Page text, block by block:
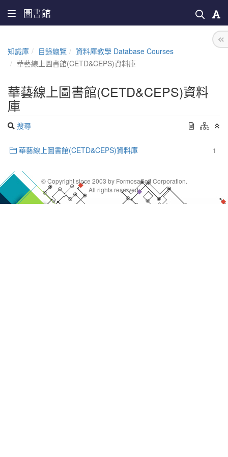
圖書館
知識庫 目錄總覽
資料庫教學 Database Courses
華藝線上圖書館(CETD&CEPS)資料庫
華藝線上圖書館(CETD&CEPS)資料
庫
搜尋
1
華藝線上圖書館(CETD&CEPS)資料庫
© Copyright since 2003 by FormosaSoft Corporation.
All rights reserved.